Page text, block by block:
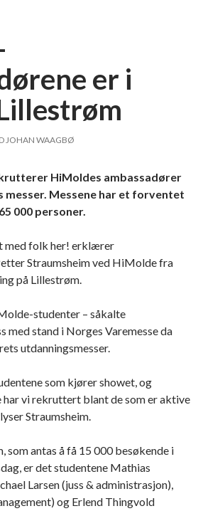
er i
JOHAN WAAGBØ
HiMoldes ambassadører
messer. Messene har et forventet
000 personer.
med folk her! erklærer
Straumsheim ved HiMolde fra
på Lillestrøm.
studenter – såkalte
med stand i Norges Varemesse da
utdanningsmesser.
som kjører showet, og
har vi rekruttert blant de som er aktive
Straumsheim.
som antas å få 15 000 besøkende i
er det studentene Mathias
Larsen (juss & administrasjon),
og Erlend Thingvold